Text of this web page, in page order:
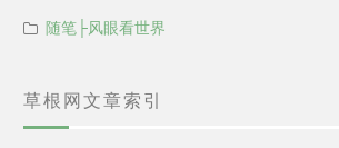
随笔├风眼看世界
草根网文章索引